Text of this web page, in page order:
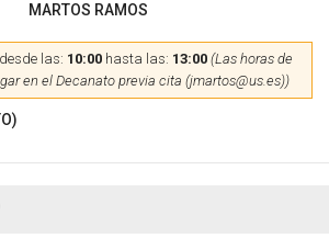
MARTOS RAMOS
desde las: 10:00 hasta las: 13:00 (Las horas de
en el Decanato previa cita (jmartos@us.es))